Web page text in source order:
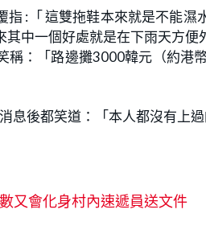
:「 這雙拖鞋本來就是不能
中一個好處就是在下雨天方
稱：「路邊攤3000韓元（約港
息後都笑道：「本人都沒有上過
又會化身村內速遞員送文件